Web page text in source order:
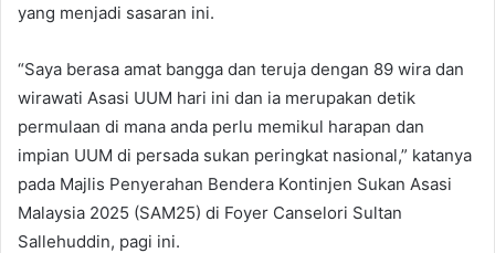
yang menjadi sasaran ini.
“Saya berasa amat bangga dan teruja dengan 89 wira dan
wirawati Asasi UUM hari ini dan ia merupakan detik
permulaan di mana anda perlu memikul harapan dan
impian UUM di persada sukan peringkat nasional,” katanya
pada Majlis Penyerahan Bendera Kontinjen Sukan Asasi
Malaysia 2025 (SAM25) di Foyer Canselori Sultan
Sallehuddin, pagi ini.